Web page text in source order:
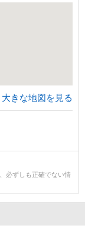
大きな地図を見る
必ずしも正確でない情